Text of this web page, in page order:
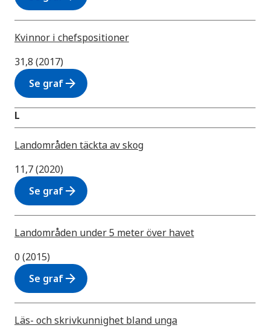
Kvinnor i chefspositioner
31,8 (2017)
Se grafarrow_forward
L
Landområden täckta av skog
11,7 (2020)
Se grafarrow_forward
Landområden under 5 meter över havet
0 (2015)
Se grafarrow_forward
Läs- och skrivkunnighet bland unga